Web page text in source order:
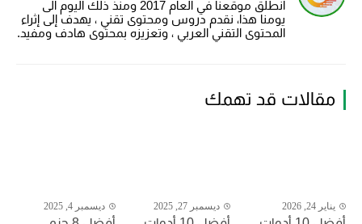
انطلق موقعنا في العام 2017 ومنذ ذلك اليوم الى
يومنا هذا، نقدم دروس ومحتوى تقني ، يهدف إلى إثراء
المحتوى التقني العربي ، وتعزيزه بمحتوى هادف ومفيد.
مقالات قد تهمك
يناير 24, 2026 ديسمبر 27, 2025 ديسمبر 4, 2025